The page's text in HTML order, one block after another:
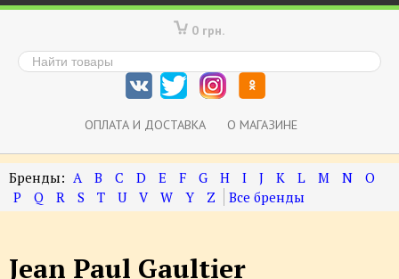
0 грн.
ОПЛАТА И ДОСТАВКА О МАГАЗИНЕ
A B C D E F G H I J K L M N
O
P
Q R S T U V W Y Z
Jean Paul Gaultier